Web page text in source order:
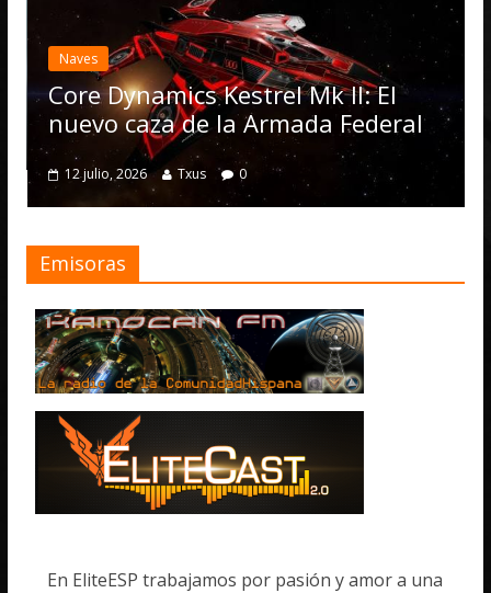
Core Dynamics Kestrel Mk II: El
nuevo caza de la Armada Federal
12 julio, 2026 Txus 0
Emisoras
En EliteESP trabajamos por pasión y amor a una